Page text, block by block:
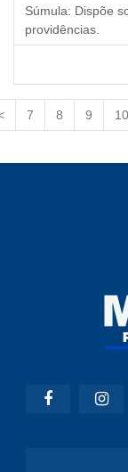
Súmula: Dispõe
providências.
7 8 9 10